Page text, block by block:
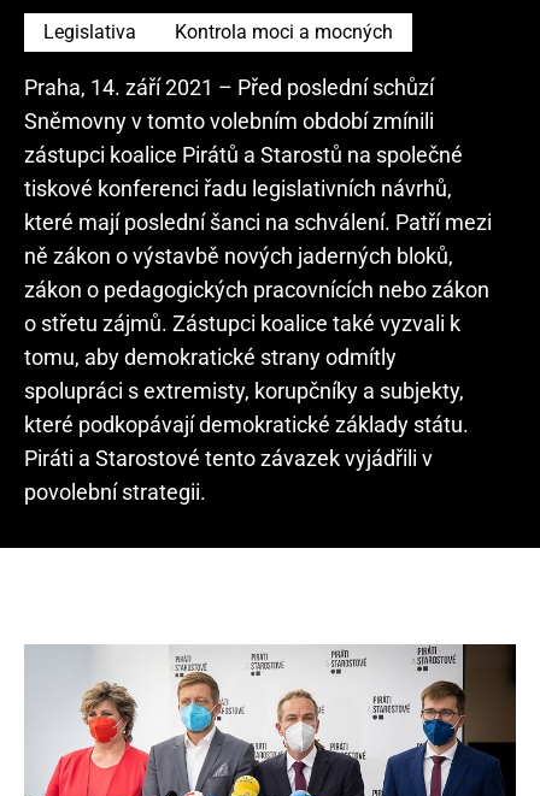
Legislativa Kontrola moci a mocných
Praha, 14. září 2021 – Před poslední schůzí
Sněmovny v tomto volebním období zmínili
zástupci koalice Pirátů a Starostů na společné
tiskové konferenci řadu legislativních návrhů,
které mají poslední šanci na schválení. Patří mezi
ně zákon o výstavbě nových jaderných bloků,
zákon o pedagogických pracovnících nebo zákon
o střetu zájmů. Zástupci koalice také vyzvali k
tomu, aby demokratické strany odmítly
spolupráci s extremisty, korupčníky a subjekty,
které podkopávají demokratické základy státu.
Piráti a Starostové tento závazek vyjádřili v
povolební strategii.